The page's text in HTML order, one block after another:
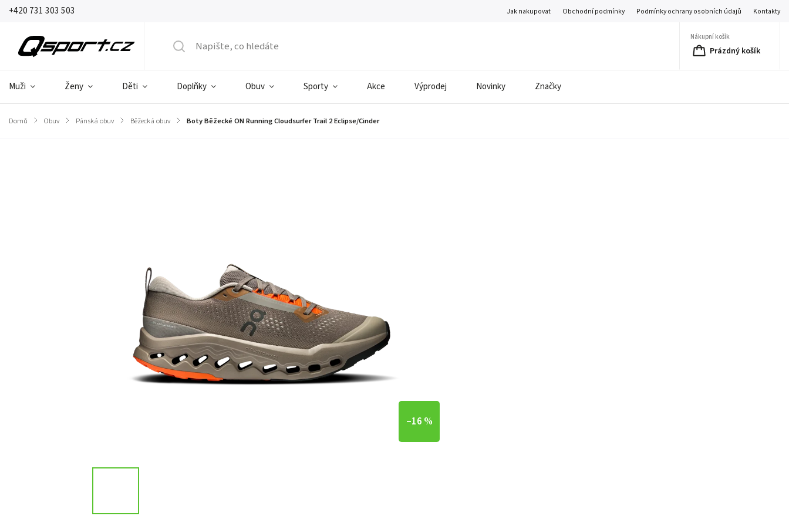
+420 731 303 503 Jak nakupovat Obchodní podmínky Podmínky ochrany osobních údajů Kontakty
Nákupní košík
Prázdný košík
Muži Ženy Děti Doplňky Obuv Sporty Akce Výprodej Novinky Značky
Domů / Obuv / Pánská obuv / Běžecká obuv / Boty Běžecké ON Running Cloudsurfer Trail 2 Eclipse/Cinder
–16 %